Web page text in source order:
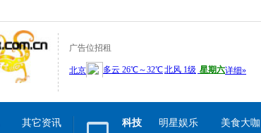
广告位招租
其它资讯
科技 明星娱乐
美食大咖